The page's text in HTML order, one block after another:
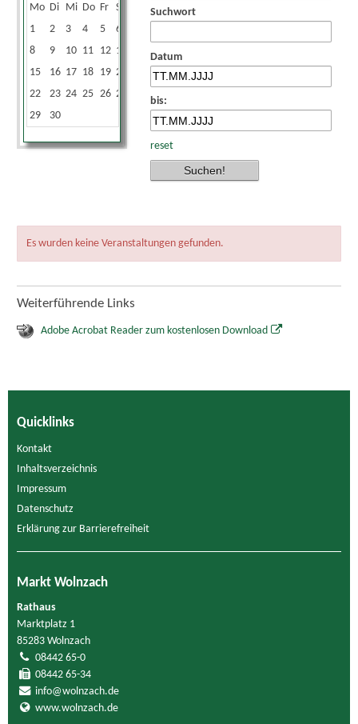
Mo Di Mi Do Fr Sa
1
2 3 4 5 6
8
9 10 11 12 13
15
16 17 18 19 20
22
23 24 25 26 27
29
30
Suchwort
Datum
bis:
reset
Es wurden keine Veranstaltungen gefunden.
Weiterführende Links
Adobe Acrobat Reader zum kostenlosen Download
Quicklinks
Kontakt
Inhaltsverzeichnis
Impressum
Datenschutz
Erklärung zur Barrierefreiheit
Markt Wolnzach
Rathaus
Marktplatz 1
85283 Wolnzach
08442 65-0
08442 65-34
info@wolnzach.de
www.wolnzach.de